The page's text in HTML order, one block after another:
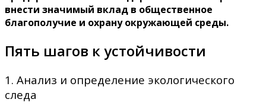
внести значимый вклад в общественное
благополучие и охрану окружающей среды.
Пять шагов к устойчивости
1. Анализ и определение экологического
следа